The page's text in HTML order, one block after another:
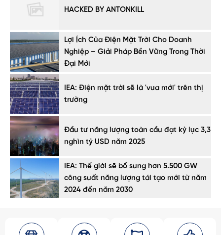
HACKED BY ANTONKILL
Lợi Ích Của Điện Mặt Trời Cho Doanh
Nghiệp – Giải Pháp Bền Vững Trong Thời
Đại Mới
IEA: Điện mặt trời sẽ là 'vua mới' trên thị
trường
Đầu tư năng lượng toàn cầu đạt kỷ lục 3,3
nghìn tỷ USD năm 2025
IEA: Thế giới sẽ bổ sung hơn 5.500 GW
công suất năng lượng tái tạo mới từ năm
2024 đến năm 2030